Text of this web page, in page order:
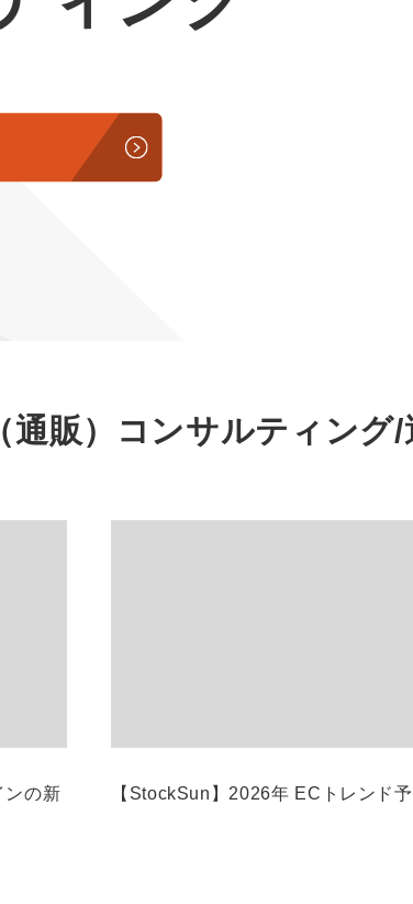
取締役メッセージ（株本祐己）
業務委託
動画ディレクター
常勤監査役
募集要項一覧
通販）コンサルティング/
ンの新
【StockSun】2026年 ECトレンド予